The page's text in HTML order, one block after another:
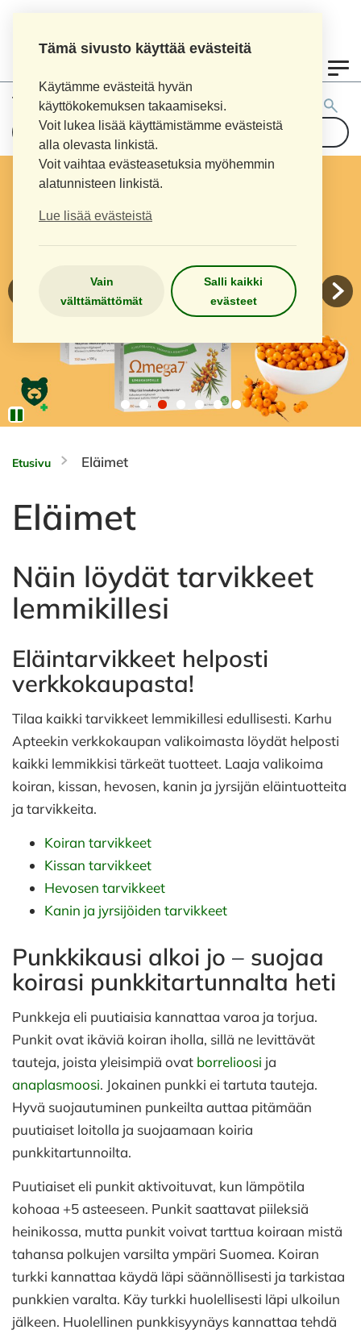
Tämä sivusto käyttää evästeitä
Käytämme evästeitä hyvän
käyttökokemuksen takaamiseksi.
Voit lukea lisää käyttämistämme evästeistä
alla olevasta linkistä.
Voit vaihtaa evästeasetuksia myöhemmin
alatunnisteen linkistä.
Lue lisää evästeistä
Vain
välttämättömät
Salli kaikki
evästeet
Tuotehaku:
Etusivu Eläimet
Eläimet
Näin löydät tarvikkeet
lemmikillesi
Eläintarvikkeet helposti
verkkokaupasta!
Tilaa kaikki tarvikkeet lemmikillesi edullisesti. Karhu
Apteekin verkkokaupan valikoimasta löydät helposti
kaikki lemmikkisi tärkeät tuotteet. Laaja valikoima
koiran, kissan, hevosen, kanin ja jyrsijän eläintuotteita
ja tarvikkeita.
Koiran tarvikkeet
Kissan tarvikkeet
Hevosen tarvikkeet
Kanin ja jyrsijöiden tarvikkeet
Punkkikausi alkoi jo – suojaa
koirasi punkkitartunnalta heti
Punkkeja eli puutiaisia kannattaa varoa ja torjua.
Punkit ovat ikäviä koiran iholla, sillä ne levittävät
tauteja, joista yleisimpiä ovat borrelioosi ja
anaplasmoosi. Jokainen punkki ei tartuta tauteja.
Hyvä suojautuminen punkeilta auttaa pitämään
puutiaiset loitolla ja suojaamaan koiria
punkkitartunnoilta.
Puutiaiset eli punkit aktivoituvat, kun lämpötila
kohoaa +5 asteeseen. Punkit saattavat piileksiä
heinikossa, mutta punkit voivat tarttua koiraan mistä
tahansa polkujen varsilta ympäri Suomea. Koiran
turkki kannattaa käydä läpi säännöllisesti ja tarkistaa
punkkien varalta. Käy turkki huolellisesti läpi ulkoilun
jälkeen. Huolellinen punkkisyynäys kannattaa tehdä